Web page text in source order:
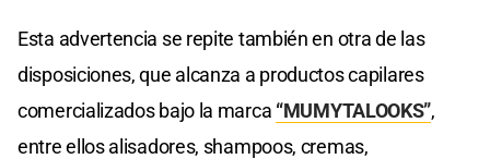
Esta advertencia se repite también en otra de las
disposiciones, que alcanza a productos capilares
comercializados bajo la marca “MUMYTALOOKS”,
entre ellos alisadores, shampoos, cremas,